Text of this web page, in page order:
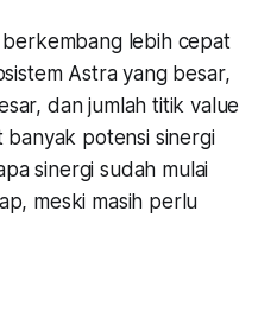
berkembang lebih cepat
Astra yang besar,
dan jumlah titik value
potensi sinergi
sinergi sudah mulai
meski masih perlu